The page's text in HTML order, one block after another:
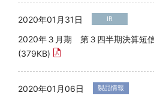
2020年01月31日 IR
2020年３月期 第３四半期決算短
(379KB)
2020年01月06日 製品情報